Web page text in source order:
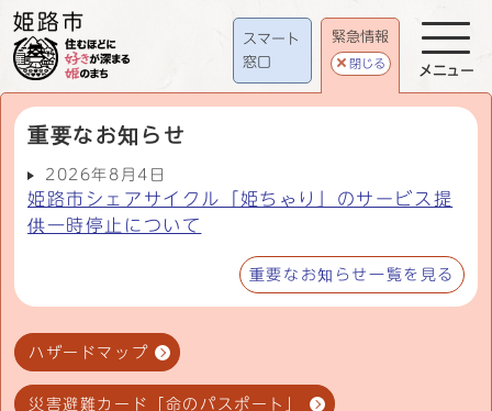
スマート
窓口
緊急情報
閉じる
重要なお知らせ
2026年8月4日
姫路市シェアサイクル「姫ちゃり」のサービス提
供一時停止について
重要なお知らせ一覧を見る
ハザードマップ
災害避難カード「命のパスポート」
メニュー